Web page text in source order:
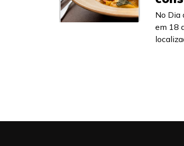
No Dia
em 18